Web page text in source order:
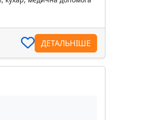
ДЕТАЛЬНІШЕ